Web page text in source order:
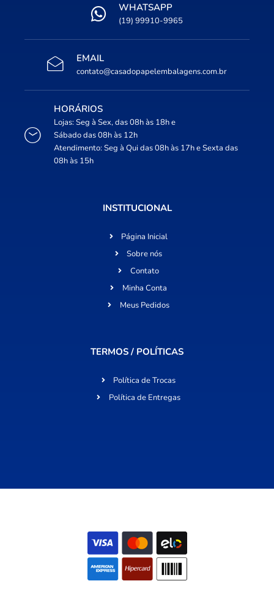
WHATSAPP
(19) 99910-9965
EMAIL
contato@casadopapelembalagens.com.br
HORÁRIOS
Lojas: Seg à Sex, das 08h às 18h e
Sábado das 08h às 12h
Atendimento: Seg à Qui das 08h às 17h e Sexta das
08h às 15h
INSTITUCIONAL
Página Inicial
Sobre nós
Contato
Minha Conta
Meus Pedidos
TERMOS / POLÍTICAS
Política de Trocas
Política de Entregas